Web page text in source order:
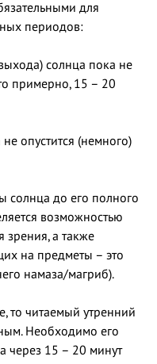
для
периодов:
солнца пока не
примерно, 15 – 20
опустится (немного)
солнца до его полного
возможностью
зрения, а также
на предметы – это
намаза/магриб).
то читаемый утренний
Необходимо его
через 15 – 20 минут